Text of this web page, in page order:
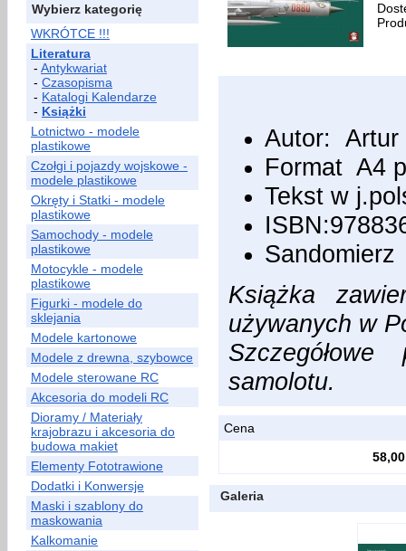
Wybierz kategorię
WKRÓTCE !!!
Literatura
- Antykwariat
- Czasopisma
- Katalogi Kalendarze
- Książki
Lotnictwo - modele
plastikowe
Czołgi i pojazdy wojskowe -
modele plastikowe
Okręty i Statki - modele
plastikowe
Samochody - modele
plastikowe
Motocykle - modele
plastikowe
Figurki - modele do
sklejania
Modele kartonowe
Modele z drewna, szybowce
Modele sterowane RC
Akcesoria do modeli RC
Dioramy / Materiały
krajobrazu i akcesoria do
budowa makiet
Elementy Fototrawione
Dodatki i Konwersje
Maski i szablony do
maskowania
Kalkomanie
Autor: Artur
Format A4
Tekst w
Książka
używanych w
samolotu.
Cena
58,00
Galeria